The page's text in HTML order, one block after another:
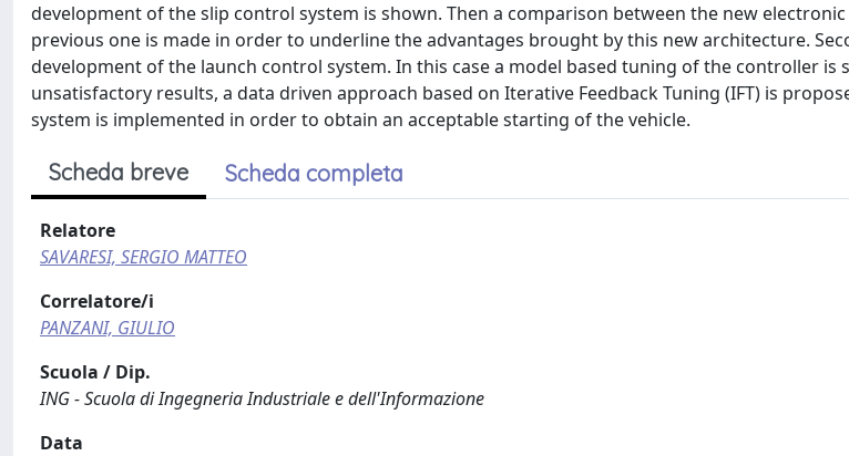
development of the slip control system is shown. Then a comparison between the new
previous one is made in order to underline the advantages brought by this new architecture.
development of the launch control system. In this case a model based tuning of the controller is
unsatisfactory results, a data driven approach based on Iterative Feedback Tuning (IFT) is
system is implemented in order to obtain an acceptable starting of the vehicle.
Scheda breve Scheda completa
Relatore
SAVARESI, SERGIO MATTEO
Correlatore/i
PANZANI, GIULIO
Scuola / Dip.
ING - Scuola di Ingegneria Industriale e dell'Informazione
Data